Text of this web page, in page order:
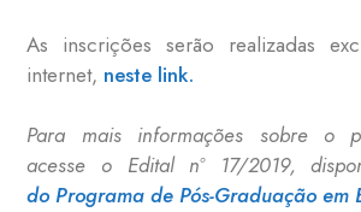
As inscrições serão realizadas
internet, neste link.
Para mais informações sobre o
acesse o Edital nº 17/2019,
do Programa de Pós-Graduação em